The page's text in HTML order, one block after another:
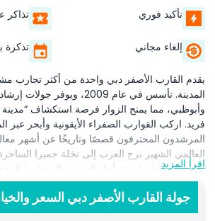
تأكيد فوري تذاكر
إلغاء مجاني تذكرة
يقدم القارب الأصفر دبي واحدة من أكثر تجارب
المدينة. تأسس في عام 2009،
وأبوظبي، مما يمنح الزوار فرصة استكشاف
فريد. اركب القوارب الصفراء الأيقونية وأبحر عبر
المرشدون المحترفون قصصًا وتاريخًا عن أشهر
العالمي الشهير برج العرب إلى نخلة جميرا
منظر هو نقطة بارزة. تأمل الهندسة المعمارية
بالإثارة بينما يسرع القارب عبر الأمواج، ممزوجًا
المعالم. مثالي للعائلات والأصدقاء أو المسافرين
الأصفر دبي بذكريات لا تُنسى. تبدأ الجولات من
اقرأ المزيد
جولة القارب الأصفر دبي السعر